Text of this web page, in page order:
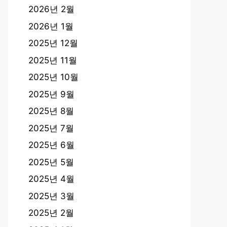
2026년 2월
2026년 1월
2025년 12월
2025년 11월
2025년 10월
2025년 9월
2025년 8월
2025년 7월
2025년 6월
2025년 5월
2025년 4월
2025년 3월
2025년 2월